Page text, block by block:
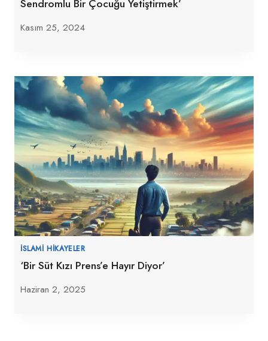
Sendromlu Bir Çocuğu Yetiştirmek’
Kasım 25, 2024
İSLAMI HIKAYELER
‘Bir Süt Kızı Prens’e Hayır Diyor’
Haziran 2, 2025